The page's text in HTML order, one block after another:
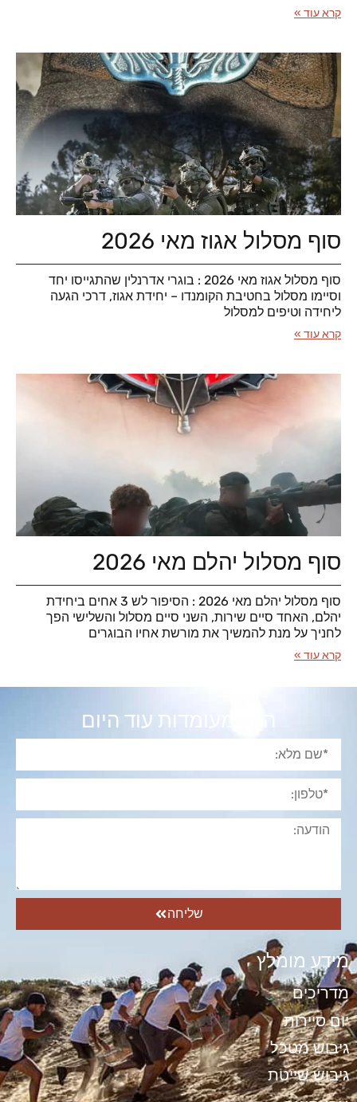
קרא עוד »
סוף מסלול אגוז מאי 2026
סוף מסלול אגוז מאי 2026 : בוגרי אדרנלין שהתגייסו יחד
וסיימו מסלול בחטיבת הקומנדו – יחידת אגוז, דרכי הגעה
ליחידה וטיפים למסלול
קרא עוד »
סוף מסלול יהלם מאי 2026
סוף מסלול יהלם מאי 2026 : הסיפור לש 3 אחים ביחידת
יהלם, האחד סיים שירות, השני סיים מסלול והשלישי הפך
לחניך על מנת להמשיך את מורשת אחיו הבוגרים
קרא עוד »
הגש מעומדות עוד היום
שליחה
מידע מומלץ
מדריכים
יום סיירות
גיבוש מטכל
גיבוש שייטת